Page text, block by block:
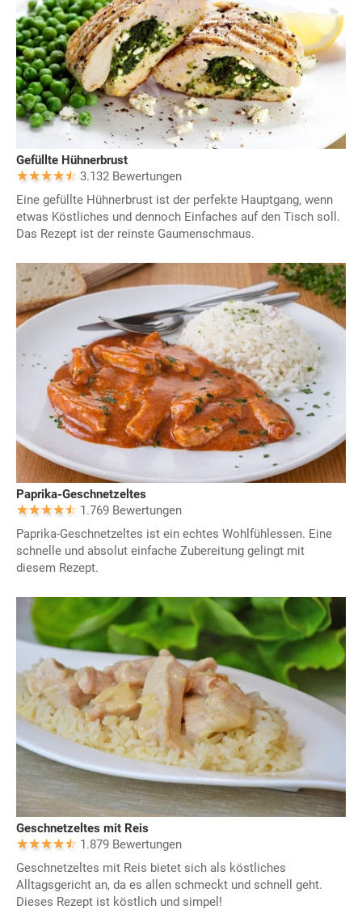
Gefüllte Hühnerbrust
3.132 Bewertungen
Eine gefüllte Hühnerbrust ist der perfekte Hauptgang, wenn
etwas Köstliches und dennoch Einfaches auf den Tisch soll.
Das Rezept ist der reinste Gaumenschmaus.
Paprika-Geschnetzeltes
1.769 Bewertungen
Paprika-Geschnetzeltes ist ein echtes Wohlfühlessen. Eine
schnelle und absolut einfache Zubereitung gelingt mit
diesem Rezept.
Geschnetzeltes mit Reis
1.879 Bewertungen
Geschnetzeltes mit Reis bietet sich als köstliches
Alltagsgericht an, da es allen schmeckt und schnell geht.
Dieses Rezept ist köstlich und simpel!